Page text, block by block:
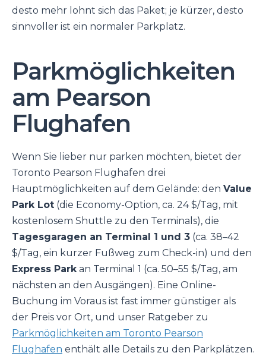
desto mehr lohnt sich das Paket; je kürzer, desto
sinnvoller ist ein normaler Parkplatz.
Parkmöglichkeiten
am Pearson
Flughafen
Wenn Sie lieber nur parken möchten, bietet der
Toronto Pearson Flughafen drei
Hauptmöglichkeiten auf dem Gelände: den Value
Park Lot (die Economy-Option, ca. 24 $/Tag, mit
kostenlosem Shuttle zu den Terminals), die
Tagesgaragen an Terminal 1 und 3 (ca. 38–42
$/Tag, ein kurzer Fußweg zum Check-in) und den
Express Park an Terminal 1 (ca. 50–55 $/Tag, am
nächsten an den Ausgängen). Eine Online-
Buchung im Voraus ist fast immer günstiger als
der Preis vor Ort, und unser Ratgeber zu
Parkmöglichkeiten am Toronto Pearson
Flughafen enthält alle Details zu den Parkplätzen.